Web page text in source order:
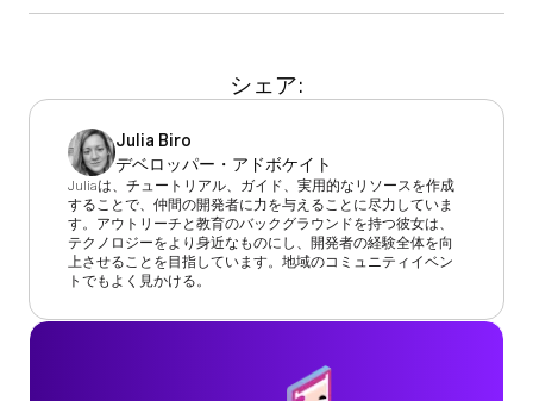
シェア:
Julia Biro
デベロッパー・アドボケイト
Juliaは、チュートリアル、ガイド、実用的なリソースを作成
することで、仲間の開発者に力を与えることに尽力していま
す。アウトリーチと教育のバックグラウンドを持つ彼女は、
テクノロジーをより身近なものにし、開発者の経験全体を向
上させることを目指しています。地域のコミュニティイベン
トでもよく見かける。